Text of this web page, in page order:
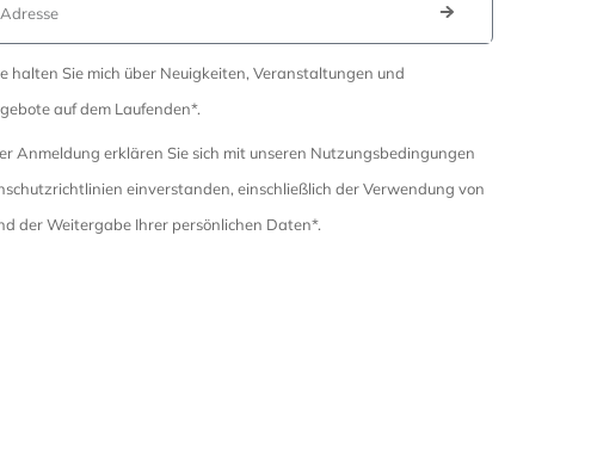
halten Sie mich über Neuigkeiten, Veranstaltungen und
auf dem Laufenden*.
Anmeldung erklären Sie sich mit unseren Nutzungsbedingungen
einverstanden, einschließlich der Verwendung von
der Weitergabe Ihrer persönlichen Daten*.